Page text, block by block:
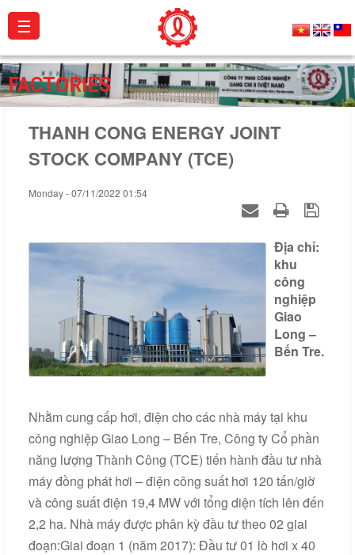
About
us
Products
Projects
Activities
Certificates
☰
FACTORIES
THANH CONG ENERGY JOINT
STOCK COMPANY (TCE)
Monday - 07/11/2022 01:54
Địa chỉ:
khu
công
nghiệp
Giao
Long –
Bến Tre.
Nhằm cung cấp hơi, điện cho các nhà máy tại khu
công nghiệp Giao Long – Bến Tre, Công ty Cổ phần
năng lượng Thành Công (TCE) tiến hành đầu tư nhà
máy đồng phát hơi – điện công suất hơi 120 tấn/giờ
và công suất điện 19,4 MW với tổng diện tích lên đến
2,2 ha. Nhà máy được phân kỳ đầu tư theo 02 giai
đoạn:Giai đoạn 1 (năm 2017): Đầu tư 01 lò hơi x 40